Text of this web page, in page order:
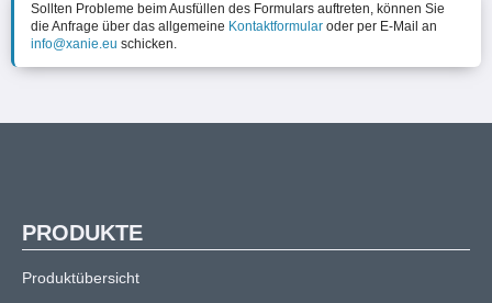
Sollten Probleme beim Ausfüllen des Formulars auftreten, können Sie
die Anfrage über das allgemeine Kontaktformular oder per E-Mail an
info@xanie.eu schicken.
PRODUKTE
Produktübersicht